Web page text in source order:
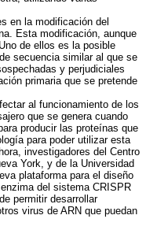
en la modificación del
Esta modificación, aunque
de ellos es la posible
secuencia similar al que se
y perjudiciales
primaria que se pretende
al funcionamiento de los
que se genera cuando
producir las proteínas que
para poder utilizar esta
investigadores del Centro
York, y de la Universidad
plataforma para el diseño
del sistema CRISPR
permitir desarrollar
virus de ARN que puedan